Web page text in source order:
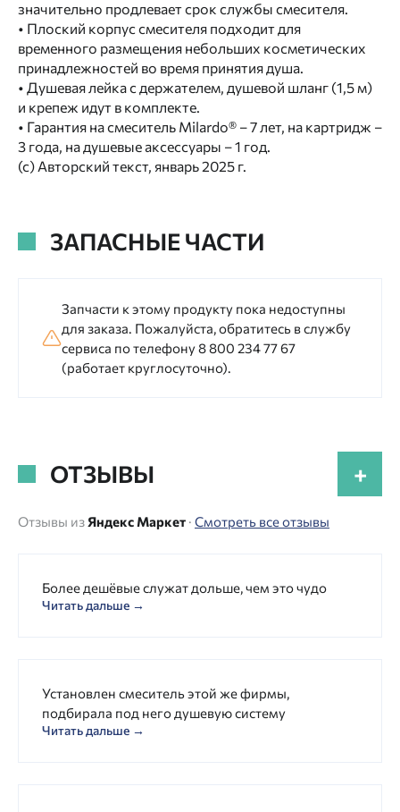
значительно продлевает срок службы смесителя.
• Плоский корпус смесителя подходит для
временного размещения небольших косметических
принадлежностей во время принятия душа.
• Душевая лейка с держателем, душевой шланг (1,5 м)
и крепеж идут в комплекте.
• Гарантия на смеситель Milardo® – 7 лет, на картридж –
3 года, на душевые аксессуары – 1 год.
(с) Авторский текст, январь 2025 г.
ЗАПАСНЫЕ ЧАСТИ
Запчасти к этому продукту пока недоступны
для заказа. Пожалуйста, обратитесь в службу
сервиса по телефону 8 800 234 77 67
(работает круглосуточно).
ОТЗЫВЫ +
Отзывы из Яндекс Маркет · Смотреть все отзывы
Более дешёвые служат дольше, чем это чудо
Читать дальше →
Установлен смеситель этой же фирмы,
подбирала под него душевую систему
Читать дальше →